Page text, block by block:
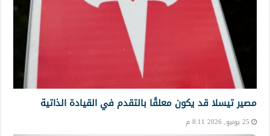
مصير تيسلا قد يكون معلقًا بالتقدم في القيادة الذاتية
25 يونيو, 2026 8:11 م